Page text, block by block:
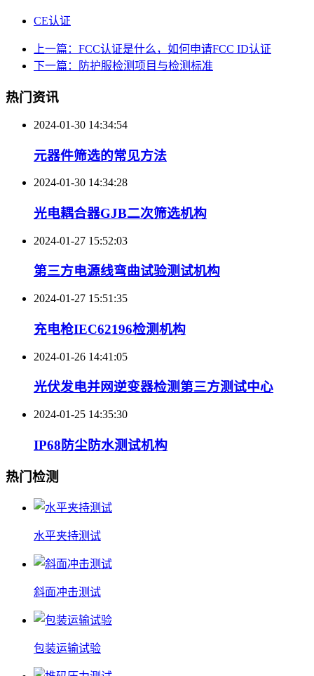
CE认证
上一篇：FCC认证是什么，如何申请FCC ID认证
下一篇：防护服检测项目与检测标准
热门资讯
2024-01-30 14:34:54
元器件筛选的常见方法
2024-01-30 14:34:28
光电耦合器GJB二次筛选机构
2024-01-27 15:52:03
第三方电源线弯曲试验测试机构
2024-01-27 15:51:35
充电枪IEC62196检测机构
2024-01-26 14:41:05
光伏发电并网逆变器检测第三方测试中心
2024-01-25 14:35:30
IP68防尘防水测试机构
热门检测
水平夹持测试
斜面冲击测试
包装运输试验